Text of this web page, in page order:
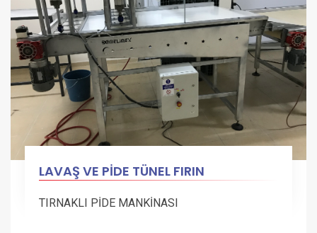
LAVAŞ VE PİDE TÜNEL FIRIN
TIRNAKLI PİDE MANKİNASI